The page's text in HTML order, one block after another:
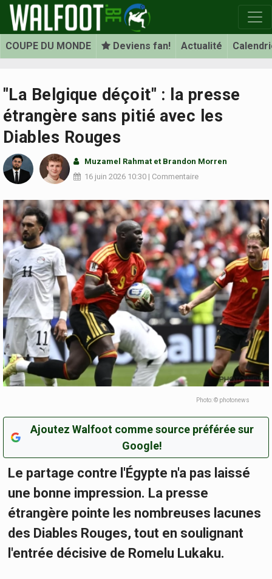
COUPE DU MONDE Deviens fan! Actualité
"La Belgique déçoit" : la presse
étrangère sans pitié avec les
Diables Rouges
Muzamel Rahmat et Brandon Morren
16 juin 2026 10:30 | Commentaire
Photo: © photonews
Ajoutez Walfoot comme source préférée sur
Google!
Le partage contre l'Égypte n'a pas laissé
une bonne impression. La presse
étrangère pointe les nombreuses lacunes
des Diables Rouges, tout en soulignant
l'entrée décisive de Romelu Lukaku.